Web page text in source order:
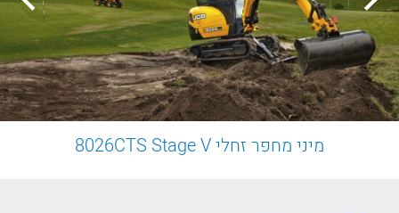
מיני מחפר זחלי 8026CTS Stage V